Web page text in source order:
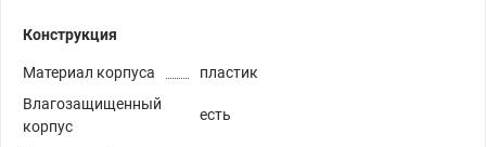
Конструкция
Материал корпуса
пластик
Влагозащищенный
корпус
есть